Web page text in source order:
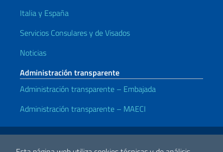
Italia y España
Servicios Consulares y de Visados
Noticias
Administración transparente
Administración transparente – Embajada
Administración transparente – MAECI
Enlaces útiles